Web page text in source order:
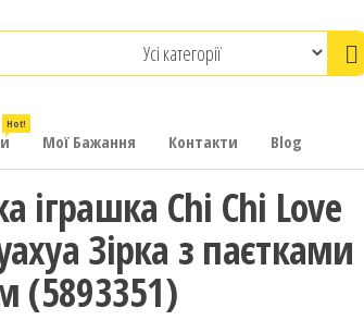
Hot!
Мої Бажання Контакти Blog
іграшка Chi Chi Love
Зірка з паєтками
(5893351)